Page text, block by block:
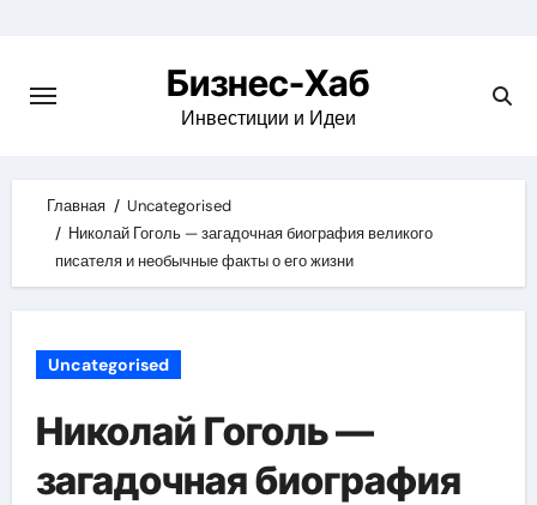
content
Бизнес-Хаб
Инвестиции и Идеи
Главная
Uncategorised
Николай Гоголь — загадочная биография великого
писателя и необычные факты о его жизни
Uncategorised
Николай Гоголь —
загадочная биография